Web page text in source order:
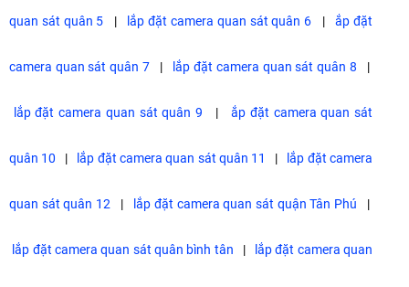
quan sát quân 5 | lắp đặt camera quan sát quân 6 |ắp đặt
camera quan sát quân 7| lắp đặt camera quan sát quân 8 |
lắp đặt camera quan sát quân 9 |ắp đặt camera quan sát
quân 10 | lắp đặt camera quan sát quân 11 | lắp đặt camera
quan sát quân 12 | lắp đặt camera quan sát quận Tân Phú |
lắp đặt camera quan sát quân bình tân | lắp đặt camera quan